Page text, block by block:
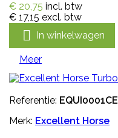
€ 20,75 incl. btw
€ 17,15 excl. btw
 In winkelwagen
Meer
Referentie: EQUI0001CE
Merk: Excellent Horse